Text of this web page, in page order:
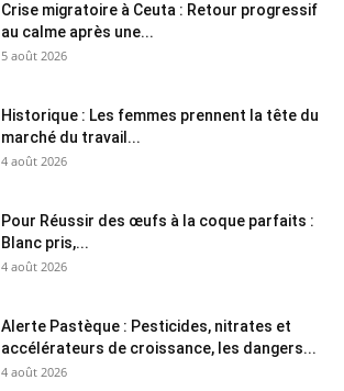
Crise migratoire à Ceuta : Retour progressif
au calme après une...
5 août 2026
Historique : Les femmes prennent la tête du
marché du travail...
4 août 2026
Pour Réussir des œufs à la coque parfaits :
Blanc pris,...
4 août 2026
Alerte Pastèque : Pesticides, nitrates et
accélérateurs de croissance, les dangers...
4 août 2026